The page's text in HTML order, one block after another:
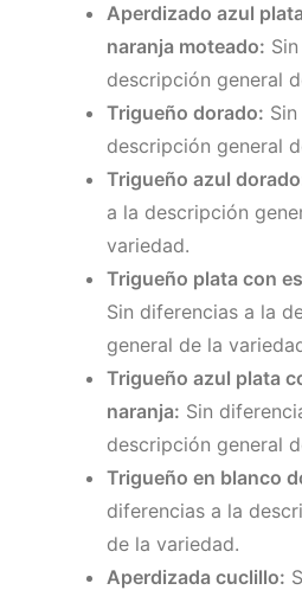
Aperdizado azul
naranja moteado:
descripción general
Trigueño dorado:
descripción general
Trigueño azul
a la descripción
variedad.
Trigueño plata con
Sin diferencias a la
general de la
Trigueño azul plata
naranja: Sin
descripción general
Trigueño en blanco
diferencias a la
de la variedad.
Aperdizada cuclillo: